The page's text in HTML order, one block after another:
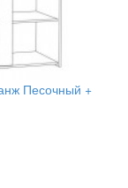
Песочный +